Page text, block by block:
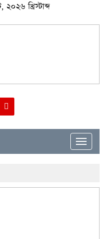
খ্রিস্টাব্দ
Toggle